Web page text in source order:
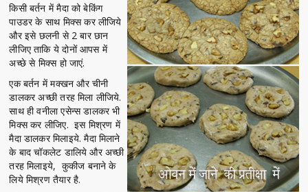
किसी बर्तन में मैदा को बेकिंग
पाउडर के साथ मिक्स कर लीजिये
और इसे छलनी से 2 बार छान
लीजिए ताकि ये दोनों आपस में
अच्छे से मिक्स हो जाएं.
एक बर्तन में मक्खन और चीनी
डालकर अच्छी तरह मिला लीजिये.
साथ ही वनीला एसेन्स डालकर भी
मिक्स कर लीजिए. इस मिश्रण में
मैदा डालकर मिलाइये. मैदा मिलाने
के बाद चॉकलेट डालिये और अच्छी
तरह मिलाइये, कुकीज बनाने के
लिये मिश्रण तैयार है.